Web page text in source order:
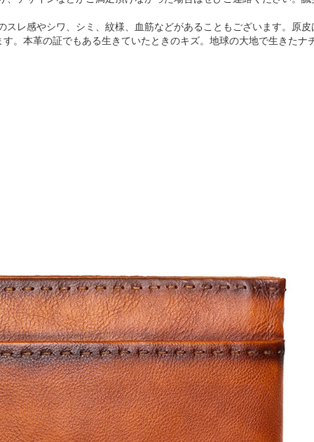
スレ感やシワ、シミ、紋様、血筋などがあることもございます。原
。本革の証でもある生きていたときのキズ。地球の大地で生きたナ